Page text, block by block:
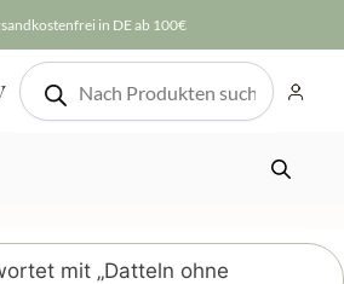
in DE ab 100€
Products
search
mit „Datteln ohne